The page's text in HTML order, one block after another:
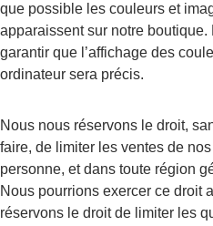
que possible les couleurs et
apparaissent sur notre
garantir que l’affichage des
ordinateur sera précis.
Nous nous réservons le droit,
faire, de limiter les ventes de
personne, et dans toute région
Nous pourrions exercer ce droit
réservons le droit de limiter les